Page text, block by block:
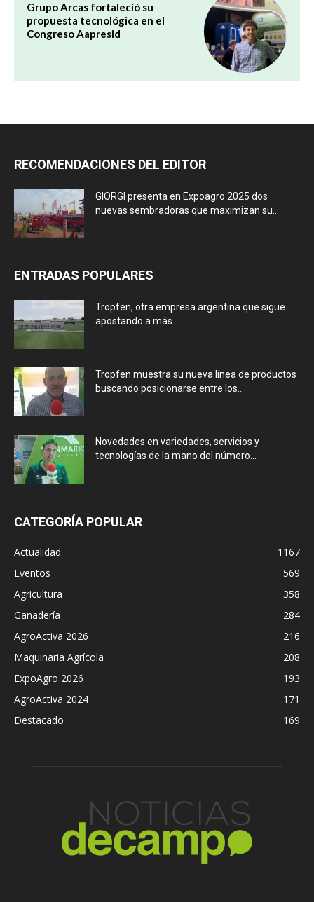
Grupo Arcas fortaleció su
propuesta tecnológica en el
Congreso Aapresid
RECOMENDACIONES DEL EDITOR
GIORGI presenta en Expoagro 2025 dos
nuevas sembradoras que maximizan su...
ENTRADAS POPULARES
Tropfen, otra empresa argentina que sigue
apostando a más.
Tropfen muestra su nueva línea de productos
buscando posicionarse entre los...
Novedades en variedades, servicios y
tecnologías de la mano del número...
CATEGORÍA POPULAR
Actualidad
1167
Eventos
569
Agricultura
358
Ganadería
284
AgroActiva 2026
216
Maquinaria Agrícola
208
ExpoAgro 2026
193
AgroActiva 2024
171
Destacado
169